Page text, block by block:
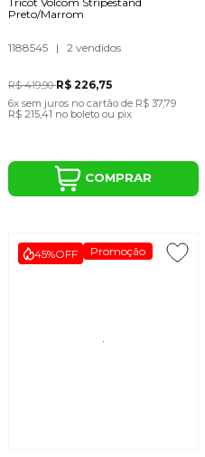
Preto/Marrom
1188545 | 2 vendidos
R$ 419,90R$ 226,75
6x sem juros no cartãode R$ 37,79
R$ 215,41 no boleto ou pix
COMPRAR
45%OFF Promoção